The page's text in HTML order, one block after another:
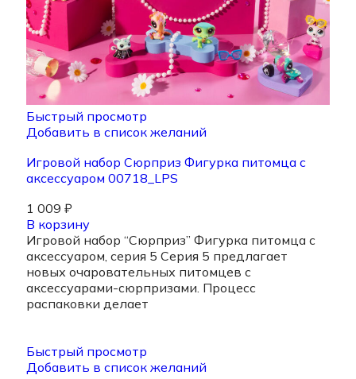
Быстрый просмотр
Добавить в список желаний
Игровой набор Сюрприз Фигурка питомца с
аксессуаром 00718_LPS
1 009 ₽
В корзину
Игровой набор “Сюрприз” Фигурка питомца с
аксессуаром, серия 5 Серия 5 предлагает
новых очаровательных питомцев с
аксессуарами-сюрпризами. Процесс
распаковки делает
Быстрый просмотр
Добавить в список желаний